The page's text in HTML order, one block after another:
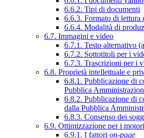
6.6.2. Tipi di documenti
6.6.3. Formato di lettura
6.6.4. Modalità di
6.7. Immagini e video
6.7.1. Testo alternativo
6.7.2. Sottotitoli per i
6.7.3. Trascrizioni per i
6.8. Proprietà intellettuale e
6.8.1. Pubblicazione di
Pubblica
6.8.2. Pubblicazione di
dalla Pubblica
6.8.3. Consenso dei
6.9. Ottimizzazione per i
6.9.1. I fattori on-page